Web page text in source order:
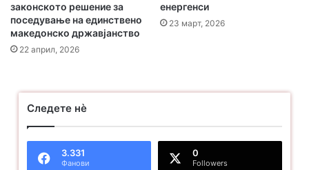
законското решение за
поседување на единствено
македонско државјанство
22 април, 2026
енергенси
23 март, 2026
Следете нѐ
3.331
Фанови
0
Followers